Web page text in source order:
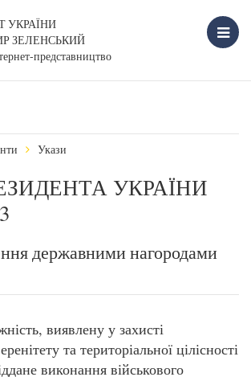
УКРАЇНИ
ЗЕЛЕНСЬКИЙ
представництво
Укази
УКРАЇНИ
державними нагородами
виявлену у захисті
та територіальної цілісності
виконання військового